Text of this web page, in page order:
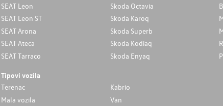
SEAT Leon
SEAT Leon ST
SEAT Arona
SEAT Ateca
SEAT Tarraco
Skoda Octavia
Skoda Karoq
Skoda Superb
Skoda Kodiaq
Skoda Enyaq
Tipovi vozila
Terenac
Kabrio
Mala vozila
Van